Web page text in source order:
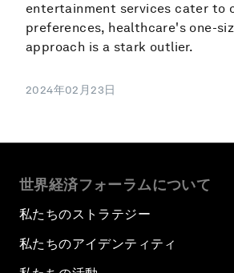
entertainment services cater to
preferences, healthcare's one-
approach is a stark outlier.
2024年02月23日
世界経済フォーラムについて
私たちのストラテジー
私たちのアイデンティティ